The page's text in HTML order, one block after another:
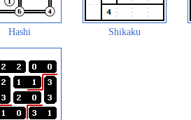
Hashi Shikaku